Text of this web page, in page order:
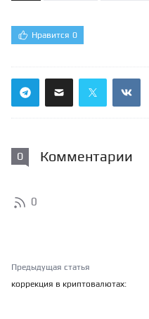
Нравится 0
0 Комментарии
0
Предыдущая статья
коррекция в криптовалютах: